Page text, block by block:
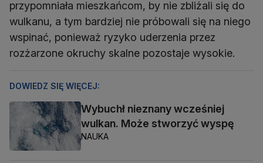
przypomniała mieszkańcom, by nie zbliżali się do
wulkanu, a tym bardziej nie próbowali się na niego
wspinać, ponieważ ryzyko uderzenia przez
rozżarzone okruchy skalne pozostaje wysokie.
DOWIEDZ SIĘ WIĘCEJ:
Wybuchł nieznany wcześniej
wulkan. Może stworzyć wyspę
NAUKA